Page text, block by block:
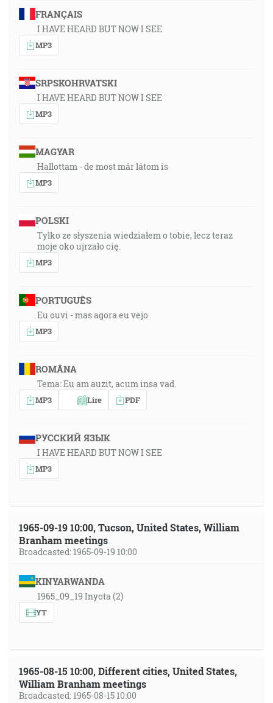
FRANÇAIS
I HAVE HEARD BUT NOW I SEE
MP3
SRPSKOHRVATSKI
I HAVE HEARD BUT NOW I SEE
MP3
MAGYAR
Hallottam - de most már látom is
MP3
POLSKI
Tylko ze słyszenia wiedziałem o tobie, lecz teraz
moje oko ujrzało cię.
MP3
PORTUGUÊS
Eu ouvi - mas agora eu vejo
MP3
ROMÂNA
Tema: Eu am auzit, acum insa vad.
MP3 Lire PDF
РУССКИЙ ЯЗЫК
I HAVE HEARD BUT NOW I SEE
MP3
1965-09-19 10:00, Tucson, United States, William
Branham meetings
Broadcasted: 1965-09-19 10:00
KINYARWANDA
1965_09_19 Inyota (2)
YT
1965-08-15 10:00, Different cities, United States,
William Branham meetings
Broadcasted: 1965-08-15 10:00